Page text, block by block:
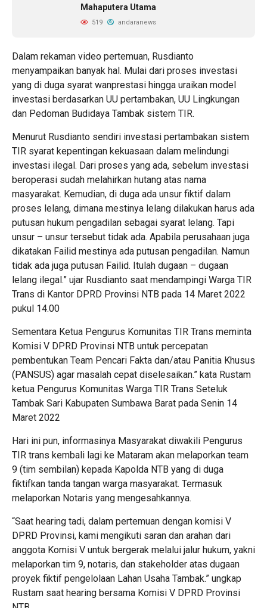
Mahaputera Utama
519 andaranews
Dalam rekaman video pertemuan, Rusdianto
menyampaikan banyak hal. Mulai dari proses investasi
yang di duga syarat wanprestasi hingga uraikan model
investasi berdasarkan UU pertambakan, UU Lingkungan
dan Pedoman Budidaya Tambak sistem TIR.
Menurut Rusdianto sendiri investasi pertambakan sistem
TIR syarat kepentingan kekuasaan dalam melindungi
investasi ilegal. Dari proses yang ada, sebelum investasi
beroperasi sudah melahirkan hutang atas nama
masyarakat. Kemudian, di duga ada unsur fiktif dalam
proses lelang, dimana mestinya lelang dilakukan harus ada
putusan hukum pengadilan sebagai syarat lelang. Tapi
unsur – unsur tersebut tidak ada. Apabila perusahaan juga
dikatakan Failid mestinya ada putusan pengadilan. Namun
tidak ada juga putusan Failid. Itulah dugaan – dugaan
lelang ilegal.” ujar Rusdianto saat mendampingi Warga TIR
Trans di Kantor DPRD Provinsi NTB pada 14 Maret 2022
pukul 14.00
Sementara Ketua Pengurus Komunitas TIR Trans meminta
Komisi V DPRD Provinsi NTB untuk percepatan
pembentukan Team Pencari Fakta dan/atau Panitia Khusus
(PANSUS) agar masalah cepat diselesaikan.” kata Rustam
ketua Pengurus Komunitas Warga TIR Trans Seteluk
Tambak Sari Kabupaten Sumbawa Barat pada Senin 14
Maret 2022
Hari ini pun, informasinya Masyarakat diwakili Pengurus
TIR trans kembali lagi ke Mataram akan melaporkan team
9 (tim sembilan) kepada Kapolda NTB yang di duga
fiktifkan tanda tangan warga masyarakat. Termasuk
melaporkan Notaris yang mengesahkannya.
“Saat hearing tadi, dalam pertemuan dengan komisi V
DPRD Provinsi, kami mengikuti saran dan arahan dari
anggota Komisi V untuk bergerak melalui jalur hukum, yakni
melaporkan tim 9, notaris, dan stakeholder atas dugaan
proyek fiktif pengelolaan Lahan Usaha Tambak.” ungkap
Rustam saat hearing bersama Komisi V DPRD Provinsi